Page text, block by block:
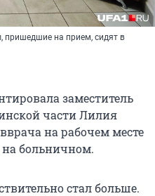
пришедшие на прием, сидят в
заместитель
части Лилия
на рабочем месте
на больничном.
стал больше.